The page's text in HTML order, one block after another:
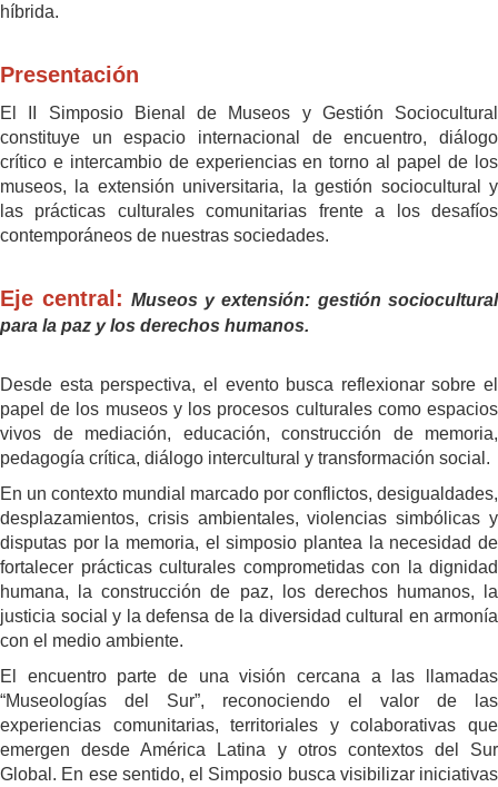
híbrida.
Presentación
El II Simposio Bienal de Museos y Gestión Sociocultural
constituye un espacio internacional de encuentro, diálogo
crítico e intercambio de experiencias en torno al papel de los
museos, la extensión universitaria, la gestión sociocultural y
las prácticas culturales comunitarias frente a los desafíos
contemporáneos de nuestras sociedades.
Eje central: Museos y extensión: gestión sociocultural
para la paz y los derechos humanos.
Desde esta perspectiva, el evento busca reflexionar sobre el
papel de los museos y los procesos culturales como espacios
vivos de mediación, educación, construcción de memoria,
pedagogía crítica, diálogo intercultural y transformación social.
En un contexto mundial marcado por conflictos, desigualdades,
desplazamientos, crisis ambientales, violencias simbólicas y
disputas por la memoria, el simposio plantea la necesidad de
fortalecer prácticas culturales comprometidas con la dignidad
humana, la construcción de paz, los derechos humanos, la
justicia social y la defensa de la diversidad cultural en armonía
con el medio ambiente.
El encuentro parte de una visión cercana a las llamadas
“Museologías del Sur”, reconociendo el valor de las
experiencias comunitarias, territoriales y colaborativas que
emergen desde América Latina y otros contextos del Sur
Global. En ese sentido, el Simposio busca visibilizar iniciativas